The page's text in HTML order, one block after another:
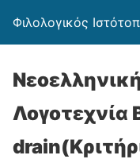
Φιλολογικός
Λογοτεχνία